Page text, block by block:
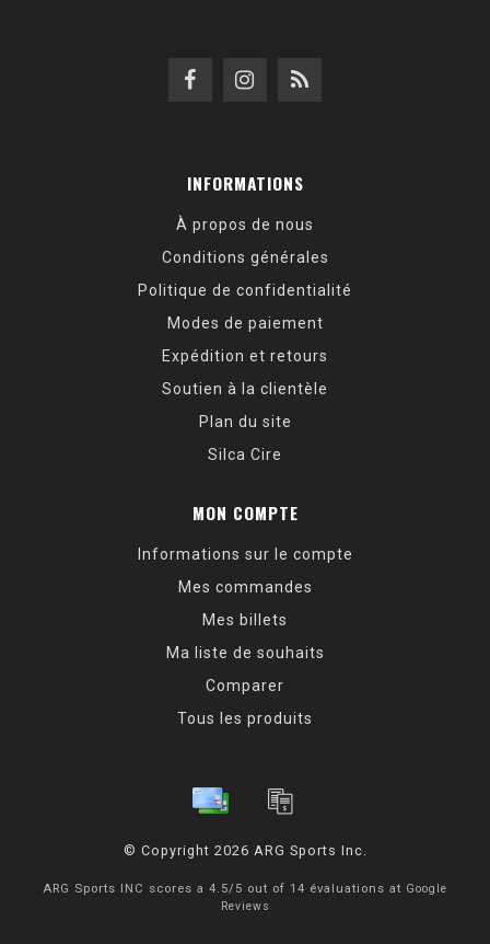
INFORMATIONS
À propos de nous
Conditions générales
Politique de confidentialité
Modes de paiement
Expédition et retours
Soutien à la clientèle
Plan du site
Silca Cire
MON COMPTE
Informations sur le compte
Mes commandes
Mes billets
Ma liste de souhaits
Comparer
Tous les produits
© Copyright 2026 ARG Sports Inc.
ARG Sports INC scores a 4.5/ 5 out of 14 évaluations at Google
Reviews